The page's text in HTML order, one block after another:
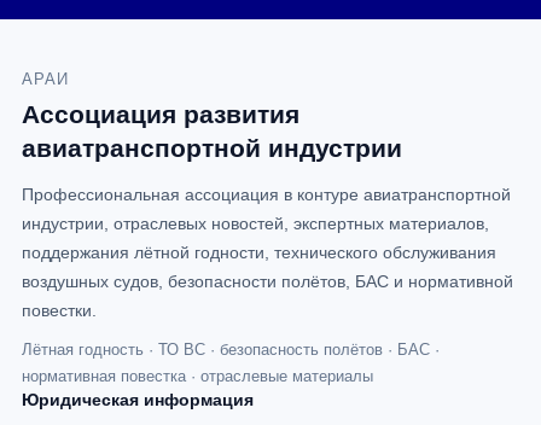
АРАИ
Ассоциация развития
авиатранспортной индустрии
Профессиональная ассоциация в контуре авиатранспортной
индустрии, отраслевых новостей, экспертных материалов,
поддержания лётной годности, технического обслуживания
воздушных судов, безопасности полётов, БАС и нормативной
повестки.
Лётная годность · ТО ВС · безопасность полётов · БАС ·
нормативная повестка · отраслевые материалы
Юридическая информация